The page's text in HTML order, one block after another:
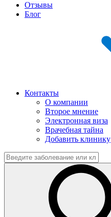
Отзывы
Блог
Контакты
О компании
Второе мнение
Электронная виза
Врачебная тайна
Добавить клинику